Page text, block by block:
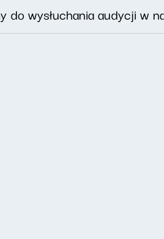
do wysłuchania audycji w